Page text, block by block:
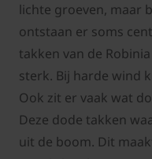
lichte groeven, maar
ontstaan er soms
takken van de
sterk. Bij harde wind
Ook zit er vaak wat
Deze dode takken
uit de boom. Dit